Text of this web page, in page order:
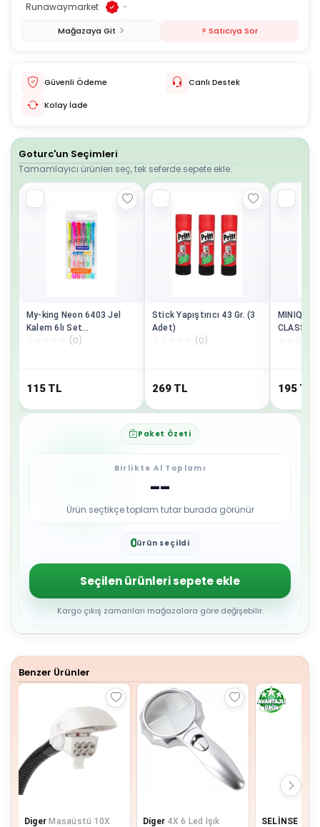
Runawaymarket -
Mağazaya Git ? Satıcıya Sor
Güvenli Ödeme
Canlı Destek
Kolay İade
Goturc'un Seçimleri
Tamamlayıcı ürünleri seç, tek seferde sepete ekle.
My-king Neon 6403 Jel
Kalem 6lı Set
Pe02227jkoon6
(0)
115 TL
Stick Yapıştırıcı 43 Gr. (3
Adet)
(0)
269 TL
MINIQ
CLASSIC
195 TL
Paket Özeti
Birlikte Al Toplamı
--
Ürün seçtikçe toplam tutar burada görünür
0
2
3
4
5
6
8
ürün seçildi
Seçilen ürünleri sepete ekle
Kargo çıkış zamanları mağazalara göre değişebilir.
Benzer Ürünler
Diger Masaüstü 10X
Diger 4X 6 Led Işık
SELİNSE